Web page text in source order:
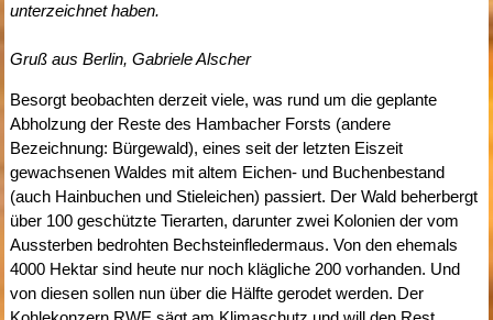
unterzeichnet haben.
Gruß aus Berlin, Gabriele Alscher
Besorgt beobachten derzeit viele, was rund um die geplante
Abholzung der Reste des Hambacher Forsts (andere
Bezeichnung: Bürgewald), eines seit der letzten Eiszeit
gewachsenen Waldes mit altem Eichen- und Buchenbestand
(auch Hainbuchen und Stieleichen) passiert. Der Wald beherbergt
über 100 geschützte Tierarten, darunter zwei Kolonien der vom
Aussterben bedrohten Bechsteinfledermaus. Von den ehemals
4000 Hektar sind heute nur noch klägliche 200 vorhanden. Und
von diesen sollen nun über die Hälfte gerodet werden. Der